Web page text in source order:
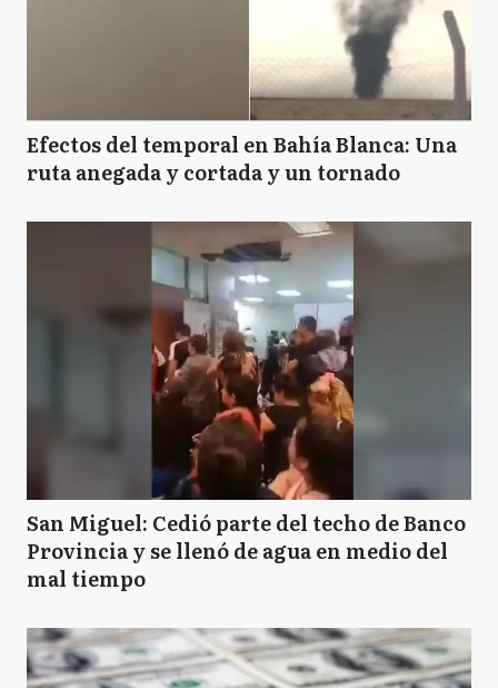
Efectos del temporal en Bahía Blanca: Una
ruta anegada y cortada y un tornado
San Miguel: Cedió parte del techo de Banco
Provincia y se llenó de agua en medio del
mal tiempo